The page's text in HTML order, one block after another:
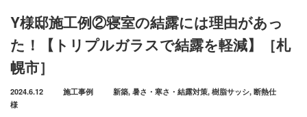
Y様邸施工例②寝室の結露には理由があっ
た！【トリプルガラスで結露を軽減】［札
幌市］
2024.6.12 施工事例 新築, 暑さ・寒さ・結露対策, 樹脂サッシ, 断熱仕
様